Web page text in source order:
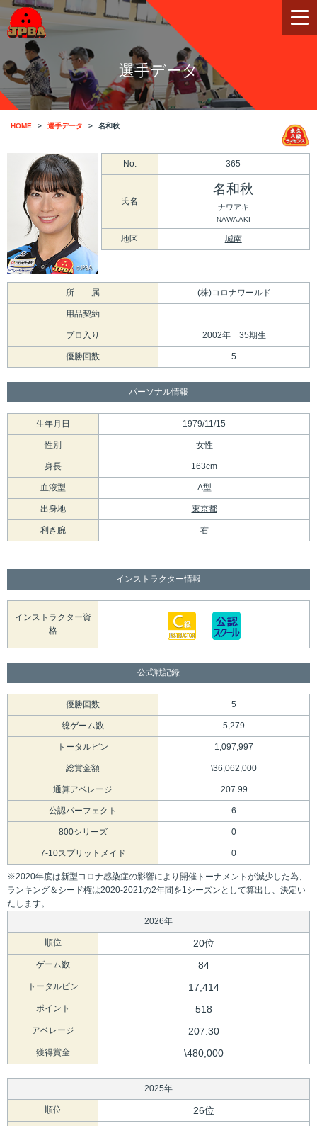
選手データ
HOME 選手データ 名和秋
No. 365
氏名
名和秋
ナワアキ
NAWA AKI
地区 城南
所 属 (株)コロナワールド
用品契約
プロ入り 2002年 35期生
優勝回数 5
パーソナル情報
生年月日 1979/11/15
性別 女性
身長 163cm
血液型 A型
出身地 東京都
利き腕 右
インストラクター情報
インストラクター資
格
公式戦記録
優勝回数 5
総ゲーム数 5,279
トータルピン 1,097,997
総賞金額 \36,062,000
通算アベレージ 207.99
公認パーフェクト 6
800シリーズ 0
7-10スプリットメイド 0
※2020年度は新型コロナ感染症の影響により開催トーナメントが減少した為、
ランキング＆シード権は2020-2021の2年間を1シーズンとして算出し、決定い
たします。
2026年
順位 20位
ゲーム数 84
トータルピン 17,414
ポイント 518
アベレージ 207.30
獲得賞金 \480,000
2025年
順位 26位